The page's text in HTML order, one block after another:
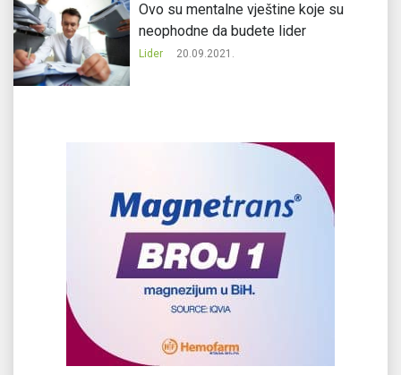
Ovo su mentalne vještine koje su
neophodne da budete lider
Lider 20.09.2021.